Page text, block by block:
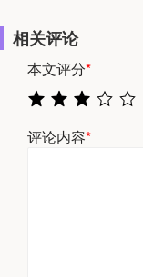
相关评论
本文评分*
评论内容*